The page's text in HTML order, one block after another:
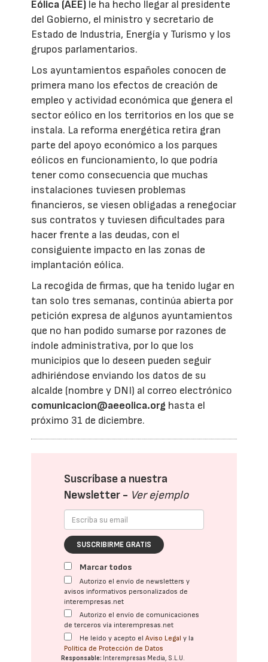
Eólica (AEE) le ha hecho llegar al presidente
del Gobierno, el ministro y secretario de
Estado de Industria, Energía y Turismo y los
grupos parlamentarios.
Los ayuntamientos españoles conocen de
primera mano los efectos de creación de
empleo y actividad económica que genera el
sector eólico en los territorios en los que se
instala. La reforma energética retira gran
parte del apoyo económico a los parques
eólicos en funcionamiento, lo que podría
tener como consecuencia que muchas
instalaciones tuviesen problemas
financieros, se viesen obligadas a renegociar
sus contratos y tuviesen dificultades para
hacer frente a las deudas, con el
consiguiente impacto en las zonas de
implantación eólica.
La recogida de firmas, que ha tenido lugar en
tan solo tres semanas, continúa abierta por
petición expresa de algunos ayuntamientos
que no han podido sumarse por razones de
índole administrativa, por lo que los
municipios que lo deseen pueden seguir
adhiriéndose enviando los datos de su
alcalde (nombre y DNI) al correo electrónico
comunicacion@aeeolica.org hasta el
próximo 31 de diciembre.
Suscríbase a nuestra
Newsletter - Ver ejemplo
SUSCRIBIRME GRATIS
Marcar todos
Autorizo el envío de newsletters y
avisos informativos personalizados de
interempresas.net
Autorizo el envío de comunicaciones
de terceros vía interempresas.net
He leído y acepto elAviso Legal y la
Política de Protección de Datos
Responsable: Interempresas Media, S.L.U.